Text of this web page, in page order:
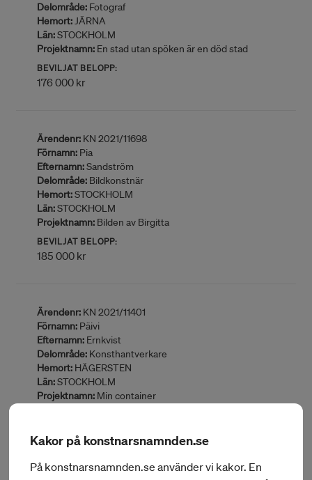
Delområde: Fotograf
Hemort:JÄRNA
Län:STOCKHOLM
Projektnamn: En stad utan spöken är en död stad
BEVILJAT BELOPP:
176 000 kr
Ärendenr: KN 2021/11698
Förnamn: Pia
Efternamn:Sandström
Delområde: Bildkonstnär
Hemort:STOCKHOLM
Län:STOCKHOLM
Projektnamn: Bilden av Birgitta
BEVILJAT BELOPP:
185 000 kr
Ärendenr: KN 2021/11401
Förnamn: Päivi
Efternamn: Ernkvist
Delområde: Konsthantverkare
Hemort: HÄGERSTEN
Län:STOCKHOLM
Projektnamn: Min container
Kakor på konstnarsnamnden.se
På konstnarsnamnden.se använder vi kakor. En